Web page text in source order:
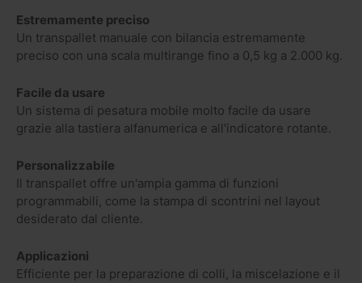
Estremamente preciso
Un transpallet manuale con bilancia estremamente
preciso con una scala multirange fino a 0,5 kg a 2.000 kg.
Facile da usare
Un sistema di pesatura mobile molto facile da usare
grazie alla tastiera alfanumerica e all'indicatore rotante.
Personalizzabile
Il transpallet offre un'ampia gamma di funzioni
programmabili, come la stampa di scontrini nel layout
desiderato dal cliente.
Applicazioni
Efficiente per la preparazione di colli, la miscelazione e il